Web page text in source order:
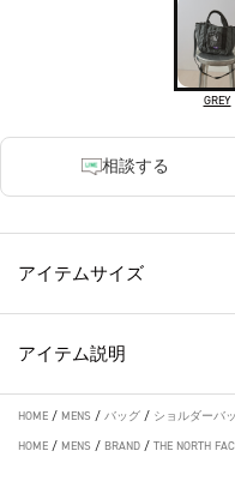
GREY
相談する
アイテムサイズ
アイテム説明
HOME / MENS / バッグ / ショルダーバ
HOME / MENS / BRAND / THE NORTH